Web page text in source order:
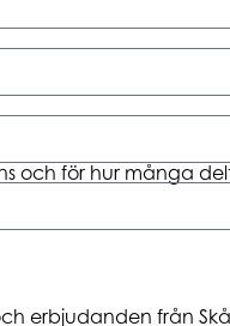
och för hur många
erbjudanden från